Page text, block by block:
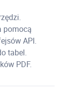
pomocą
API.
tabel.
PDF.